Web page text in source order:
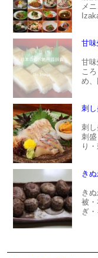
メ
甘
甘
こ
め、
刺し
刺
刺
り
き
き
被
ぎ